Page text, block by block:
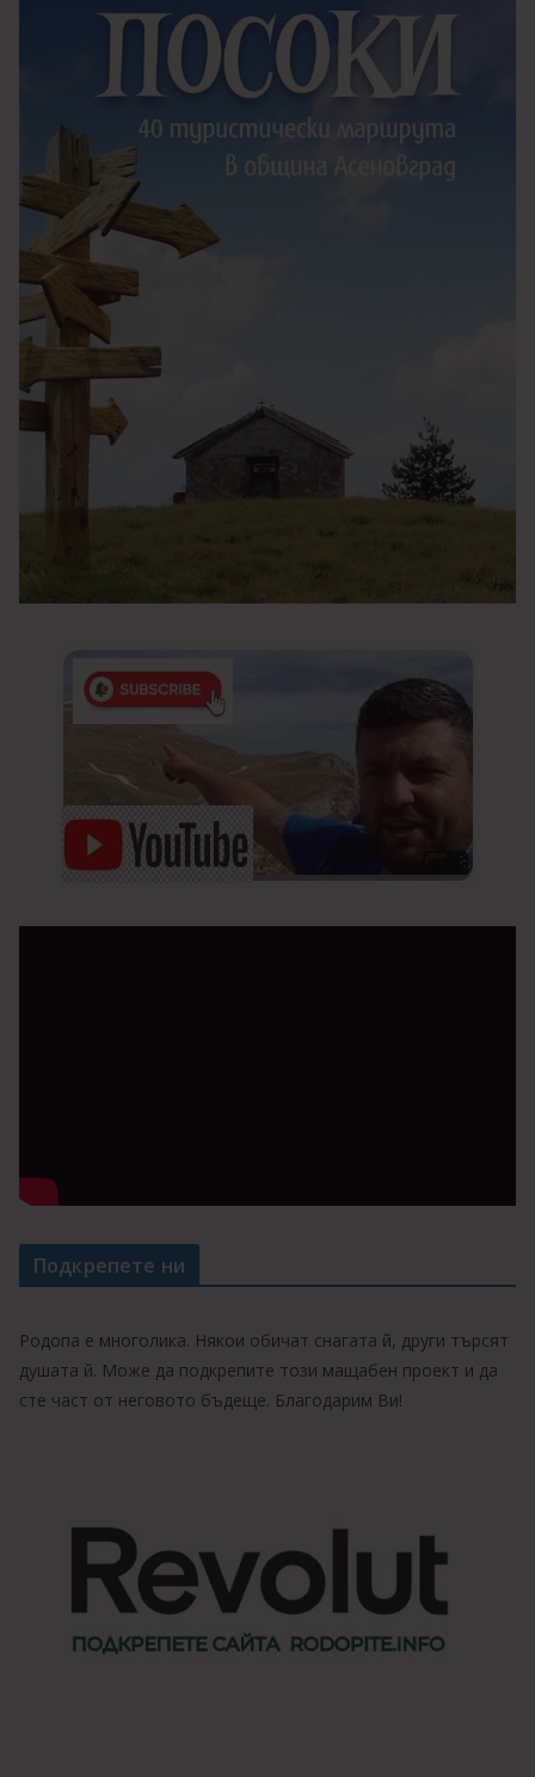
Подкрепете ни
Родопа е многолика. Някои обичат снагата й, други търсят
душата й. Може да подкрепите този мащабен проект и да
сте част от неговото бъдеще. Благодарим Ви!